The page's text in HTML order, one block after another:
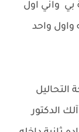
واني اول
واحد
الدكتور